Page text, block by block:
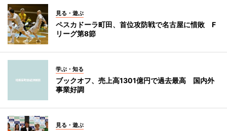
見る・遊ぶ
ペスカドーラ町田、首位攻防戦で名古屋に惜敗 F
リーグ第8節
学ぶ・知る
ブックオフ、売上高1301億円で過去最高 国内外
事業好調
見る・遊ぶ